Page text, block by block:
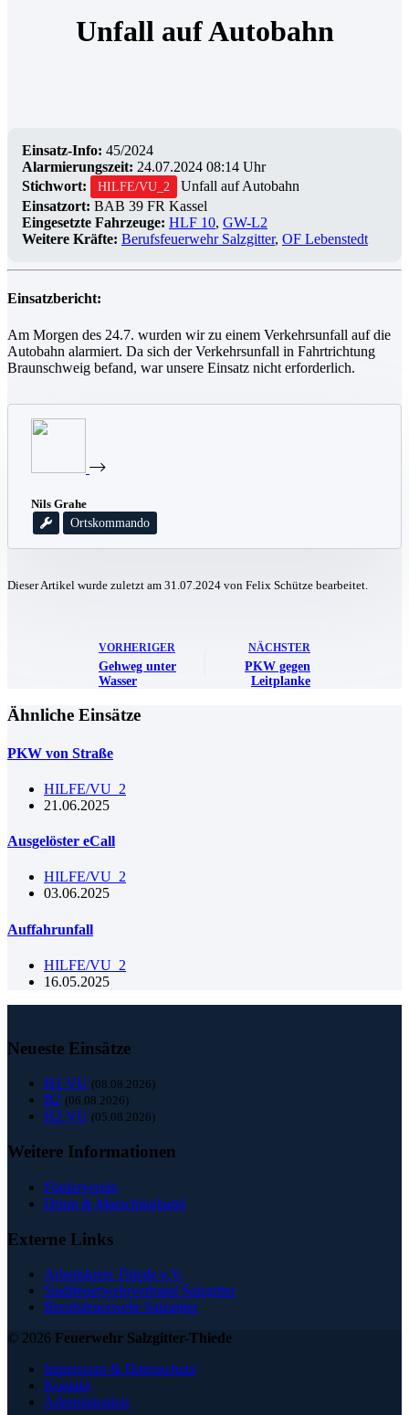
Unfall auf Autobahn
Einsatz-Info: 45/2024
Alarmierungszeit: 24.07.2024 08:14 Uhr
Stichwort:
HILFE/VU_2
Unfall auf Autobahn
Einsatzort: BAB 39 FR Kassel
Eingesetzte Fahrzeuge: HLF 10, GW-L2
Weitere Kräfte: Berufsfeuerwehr Salzgitter, OF Lebenstedt
Einsatzbericht:
Am Morgen des 24.7. wurden wir zu einem Verkehrsunfall auf die
Autobahn alarmiert. Da sich der Verkehrsunfall in Fahrtrichtung
Braunschweig befand, war unsere Einsatz nicht erforderlich.
Nils Grahe
Ortskommando
Dieser Artikel wurde zuletzt am 31.07.2024 von Felix Schütze bearbeitet.
VORHERIGER
Gehweg unter
Wasser
NÄCHSTER
PKW gegen
Leitplanke
Ähnliche Einsätze
PKW von Straße
HILFE/VU_2
21.06.2025
Ausgelöster eCall
HILFE/VU_2
03.06.2025
Auffahrunfall
HILFE/VU_2
16.05.2025
Neueste Einsätze
H1 VU (08.08.2026)
B2 (06.08.2026)
H2 VU (05.08.2026)
Weitere Informationen
Förderverein
Drum & Marschingband
Externe Links
Arbeitskreis Thiede e.V.
Stadtfeuerwehrverband Salzgitter
Berufsfeuerwehr Salzgitter
© 2026 Feuerwehr Salzgitter-Thiede
Impressum & Datenschutz
Kontakt
Administration